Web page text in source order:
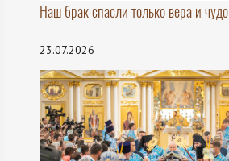
Наш брак спасли только вера и чудо
23.07.2026